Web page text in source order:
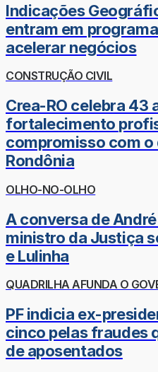
Indicações
entram em
acelerar negócios
CONSTRUÇÃO CIVIL
Crea-RO celebra 43
fortalecimento
compromisso com
Rondônia
OLHO-NO-OLHO
A conversa de
ministro da Justiça
e Lulinha
QUADRILHA AFUNDA O
PF indicia ex-
cinco pelas fraudes
de aposentados